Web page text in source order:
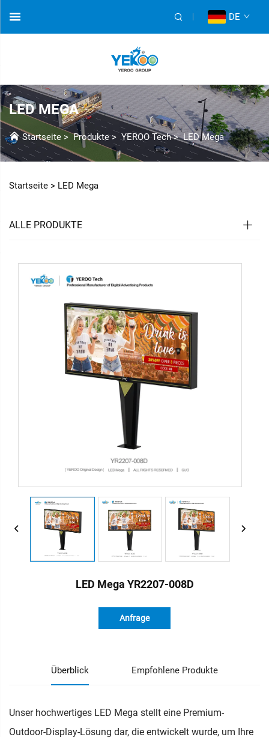
DE
LED MEGA
Startseite >Produkte>YEROO Tech>LED Mega
Startseite > LED Mega
ALLE PRODUKTE
LED Mega YR2207-008D
Anfrage
Überblick Empfohlene Produkte
Unser hochwertiges LED Mega stellt eine Premium-
Outdoor-Display-Lösung dar, die entwickelt wurde, um Ihre